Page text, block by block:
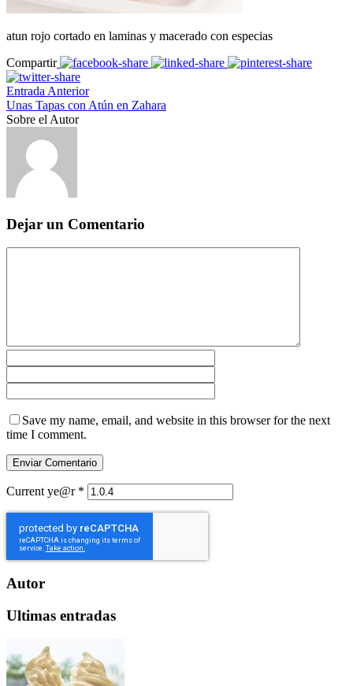
atun rojo cortado en laminas y macerado con especias
Compartir
Entrada Anterior
Unas Tapas con Atún en Zahara
Sobre el Autor
Dejar un Comentario
Save my name, email, and website in this browser for the next
time I comment.
Current ye@r *
Autor
Ultimas entradas